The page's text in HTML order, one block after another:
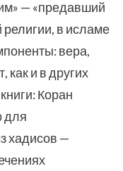
— «предавший
религии, в исламе
вера,
как и в других
Коран
для
хадисов —